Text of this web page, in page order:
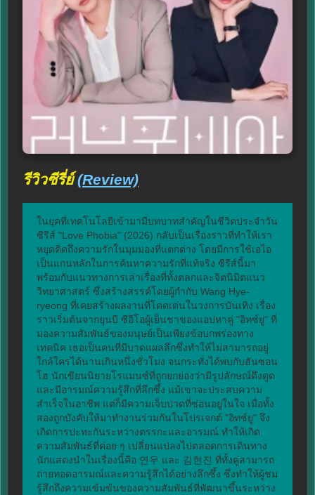
รีวิวซีรี่ย์(Review)
ในยุคที่เทคโนโลยีเข้ามามีบทบาทสำคัญในชีวิตประจำวัน
ซีรีส์ "Love Phobia" (2026) กลับเป็นเรื่องราวที่ทำให้เรา
หยุดคิดถึงความรักในมุมมองที่แตกต่าง โดยมีการใช้เอไอ
เป็นแกนหลักในการค้นหาความรักที่แท้จริง ซีรีส์นี้มา
พร้อมกับแนวทางการเล่าเรื่องที่ทั้งตลกและจิตนิมิตแนว
วิทยาศาสตร์ ซึ่งสร้างสรรค์โดยผู้กำกับ Wang Hye-
ryeong ที่เคยสร้างผลงานที่โดดเด่นในวงการบันเทิง เรื่อง
ราวเริ่มต้นจากยุนบี ซีอีโอผู้เย็นชาของแอปหาคู่ "อิทซ์ยู" ที่
มองความสัมพันธ์ของมนุษย์เป็นเพียงข้อบกพร่องทาง
เทคนิค เธอเป็นคนที่มีบาดแผลลึกซึ่งทำให้ไม่สามารถอยู่
ใกล้ใครได้นานเกินหนึ่งชั่วโมง จนกระทั่งได้พบกับฮันซอน
โฮ นักเขียนนิยายโรแมนซ์ที่ถูกยกย่องว่ามีรูปลักษณ์ดึงดูด
และมีอารมณ์ความรู้สึกที่ลึกซึ้ง แม้เขาจะประสบความ
สำเร็จในอาชีพ แต่ก็มีความเจ็บปวดที่ซ่อนอยู่ในใจ เมื่อทั้ง
สองถูกบังคับให้มาทำงานร่วมกันในโปรเจกต์ "อิทซ์ยู" จึง
เกิดการปะทะกันระหว่างตรรกะและอารมณ์ ทำให้เกิด
ความสัมพันธ์ที่ค่อย ๆ เปลี่ยนแปลงไปตลอดการเดินทาง
นักแสดงนำในเรื่องนี้คือ 연우 และ 김현진 ที่ทั้งคู่สามารถ
ถ่ายทอดอารมณ์และความรู้สึกได้อย่างลึกซึ้ง ซึ่งทำให้ผู้ชม
รู้สึกถึงความเข้มข้นของความสัมพันธ์ที่พัฒนาขึ้นระหว่าง